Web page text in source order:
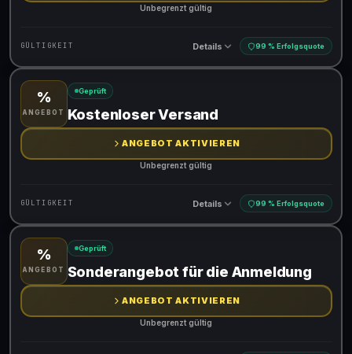
Unbegrenzt gültig
GÜLTIGKEIT Details 99 % Erfolgsquote
Gültig für teilnehmende Produkte
%
ANGEBOT
Geprüft
Kostenloser Versand
ANGEBOT AKTIVIEREN
Unbegrenzt gültig
GÜLTIGKEIT Details 99 % Erfolgsquote
Gültig für teilnehmende Produkte
%
ANGEBOT
Geprüft
Sonderangebot für die Anmeldung
ANGEBOT AKTIVIEREN
Unbegrenzt gültig